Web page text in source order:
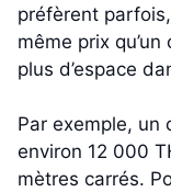
préfèrent
même prix
plus d’espace
Par exemple, un
environ 12 000
mètres carrés.